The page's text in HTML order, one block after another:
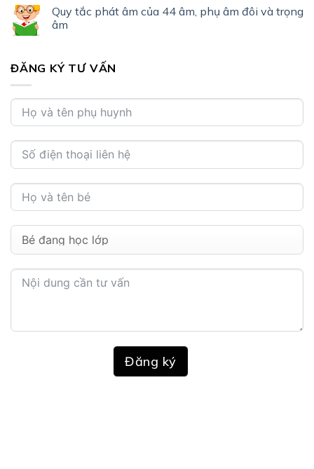
Quy tắc phát âm của 44 âm, phụ âm đôi và trọng
âm
ĐĂNG KÝ TƯ VẤN
Đăng ký